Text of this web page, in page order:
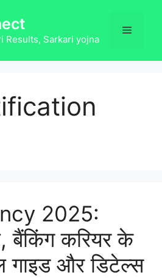
Results, Sarkari yojna
Menu
2025:
बैंकिंग करियर के
गाइड और डिटेल्स